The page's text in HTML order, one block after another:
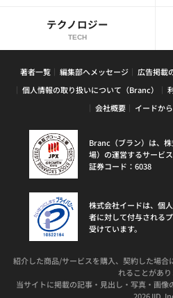
テクノロジー
TECH
著者一覧 編集部へメッセージ 広告掲載
個人情報の取り扱いについて（Branc）
会社概要
イードか
Branc（ブラン）は、
場）の運営するサービス
証券コード：6038
株式会社イードは、個
者に対して付与される
受けています。
紹介した商品/サービスを購入、契約した場合
れることがあり
当サイトに掲載の記事・見出し・写真・画